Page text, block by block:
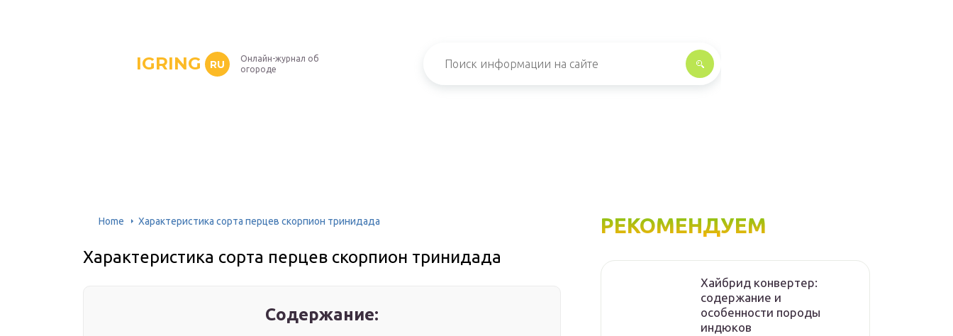
IGRING RU
Онлайн-журнал об
огороде
Home Характеристика сорта перцев скорпион тринидада
Характеристика сорта перцев скорпион тринидада
Содержание:
РЕКОМЕНДУЕМ
Хайбрид конвертер:
содержание и
особенности породы
индюков